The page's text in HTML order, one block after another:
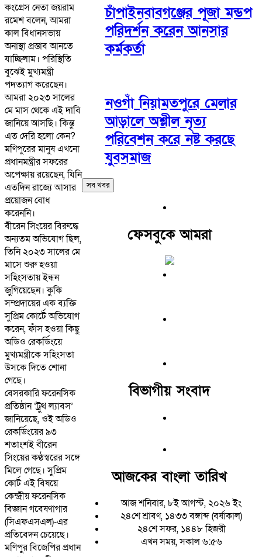
কংগ্রেস নেতা জয়রাম
রমেশ বলেন, আমরা
কাল বিধানসভায়
অনাস্থা প্রস্তাব আনতে
যাচ্ছিলাম। পরিস্থিতি
বুঝেই মুখ্যমন্ত্রী
পদত্যাগ করেছেন।
আমরা ২০২৩ সালের
মে মাস থেকে এই দাবি
জানিয়ে আসছি। কিন্তু
এত দেরি হলো কেন?
মণিপুরের মানুষ এখনো
প্রধানমন্ত্রীর সফরের
অপেক্ষায় রয়েছেন, যিনি
এতদিন রাজ্যে আসার
প্রয়োজন বোধ
করেননি।
বীরেন সিংয়ের বিরুদ্ধে
অন্যতম অভিযোগ ছিল,
তিনি ২০২৩ সালের মে
মাসে শুরু হওয়া
সহিংসতায় ইন্ধন
জুগিয়েছেন। কুকি
সম্প্রদায়ের এক ব্যক্তি
সুপ্রিম কোর্টে অভিযোগ
করেন, ফাঁস হওয়া কিছু
অডিও রেকর্ডিংয়ে
মুখ্যমন্ত্রীকে সহিংসতা
উসকে দিতে শোনা
গেছে।
বেসরকারি ফরেনসিক
প্রতিষ্ঠান ‘ট্রুথ ল্যাবস’
জানিয়েছে, ওই অডিও
রেকর্ডিংয়ের ৯৩
শতাংশই বীরেন
সিংয়ের কণ্ঠস্বরের সঙ্গে
মিলে গেছে। সুপ্রিম
কোর্ট এই বিষয়ে
কেন্দ্রীয় ফরেনসিক
বিজ্ঞান গবেষণাগার
(সিএফএসএল)-এর
প্রতিবেদন চেয়েছে।
মণিপুর বিজেপির প্রধান
চাঁপাইনবাবগঞ্জের পূজা মন্ডপ
পরিদর্শন করেন আনসার
কর্মকর্তা
নওগাঁ নিয়ামতপুরে মেলার
আড়ালে অশ্লীল নৃত্য
পরিবেশন করে নষ্ট করছে
যুবসমাজ
সব খবর
ফেসবুকে আমরা
বিভাগীয় সংবাদ
আজকের বাংলা তারিখ
আজ শনিবার, ৮ই আগস্ট, ২০২৬ ইং
২৪শে শ্রাবণ, ১৪৩৩ বঙ্গাব্দ (বর্ষাকাল)
২৪শে সফর, ১৪৪৮ হিজরী
এখন সময়, সকাল ৬:৫৬